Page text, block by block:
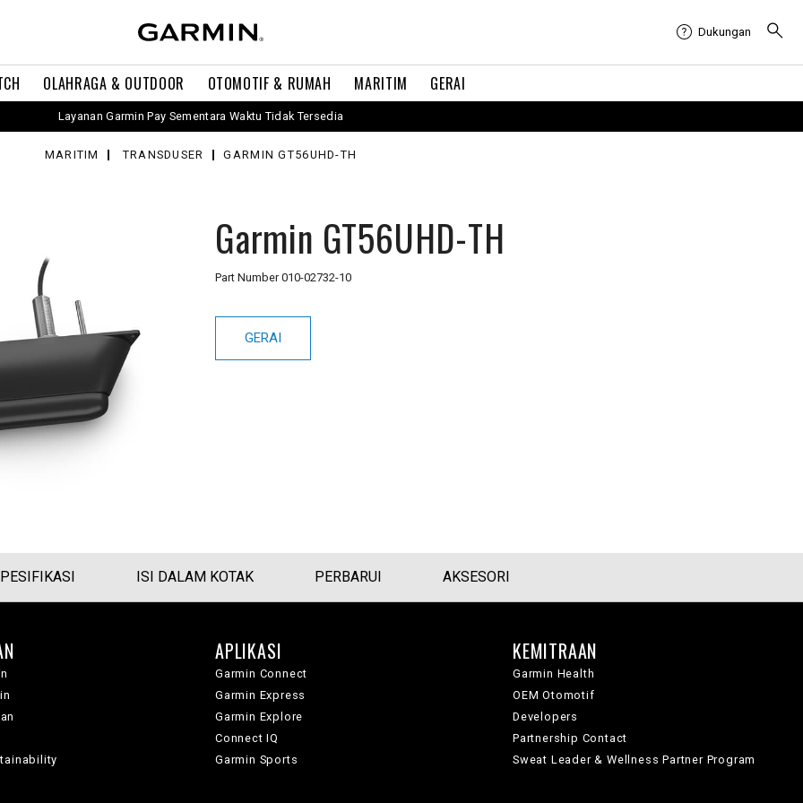
OLAHRAGA & OUTDOOR OTOMOTIF & RUMAH MARITIM GERAI
Dukungan
Layanan Garmin Pay Sementara Waktu Tidak Tersedia
MARITIM TRANSDUSER GARMIN GT56UHD-TH
Garmin GT56UHD-TH
Part Number010-02732-10
GERAI
ISI DALAM KOTAK PERBARUI AKSESORI
APLIKASI
Garmin Connect
Garmin Express
Garmin Explore
Connect IQ
Garmin Sports
KEMITRAAN
Garmin Health
OEM Otomotif
Developers
Partnership Contact
Sweat Leader & Wellness Partner Program